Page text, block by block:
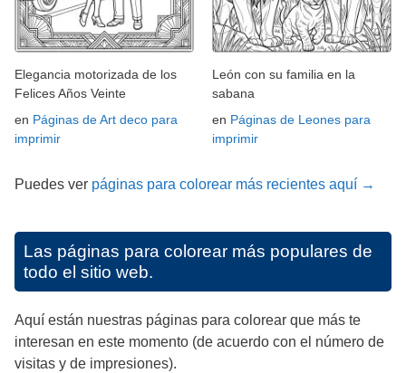
Elegancia motorizada de los
Felices Años Veinte
en Páginas de Art deco para
imprimir
León con su familia en la
sabana
en Páginas de Leones para
imprimir
Puedes ver páginas para colorear más recientes aquí →
Las páginas para colorear más populares de
todo el sitio web.
Aquí están nuestras páginas para colorear que más te
interesan en este momento (de acuerdo con el número de
visitas y de impresiones).